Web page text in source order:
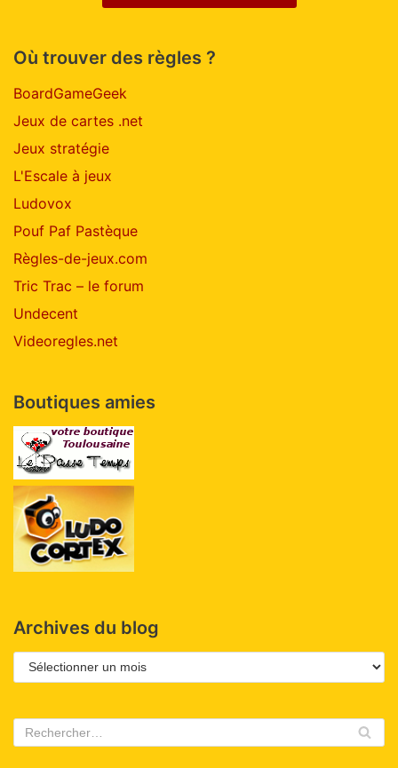
Où trouver des règles ?
BoardGameGeek
Jeux de cartes .net
Jeux stratégie
L'Escale à jeux
Ludovox
Pouf Paf Pastèque
Règles-de-jeux.com
Tric Trac – le forum
Undecent
Videoregles.net
Boutiques amies
Archives du blog